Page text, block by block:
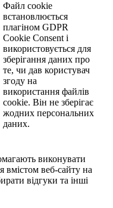
Файл cookie
встановлюється
плагіном GDPR
Cookie Consent і
використовується для
зберігання даних про
те, чи дав користувач
згоду на
використання файлів
cookie. Він не зберігає
жодних персональних
даних.
виконувати
вмістом веб-сайту на
відгуки та інші